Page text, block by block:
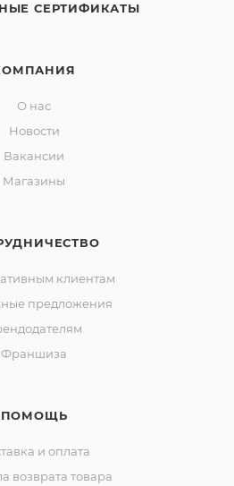
СЕРТИФИКАТЫ
О нас
Новости
Вакансии
Магазины
клиентам
предложения
Франшиза
ПОМОЩЬ
и оплата
возврата товара